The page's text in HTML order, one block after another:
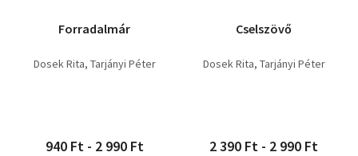
Forradalmár
Dosek Rita Tarjányi Péter
940 Ft - 2 990 Ft
Cselszövő
Dosek Rita Tarjányi Péter
2 390 Ft - 2 990 Ft